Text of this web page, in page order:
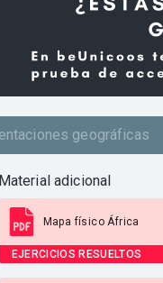
Material adicional
Mapa físico África
EJERCICIOS RESUELTOS